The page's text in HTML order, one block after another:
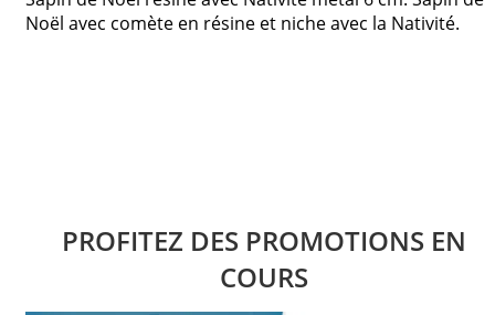
Noël avec comète en résine et niche avec la Nativité.
PROFITEZ DES PROMOTIONS EN
COURS